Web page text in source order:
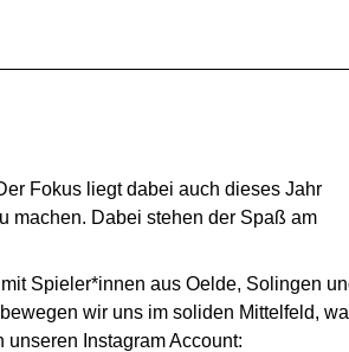
Fokus liegt dabei auch dieses Jahr
machen. Dabei stehen der Spaß am
Spieler*innen aus Oelde, Solingen
wir uns im soliden Mittelfeld,
Instagram Account: